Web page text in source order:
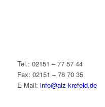
Tel.: 02151 – 77 57 44
Fax: 02151 – 78 70 35
E-Mail: info@alz-krefeld.de